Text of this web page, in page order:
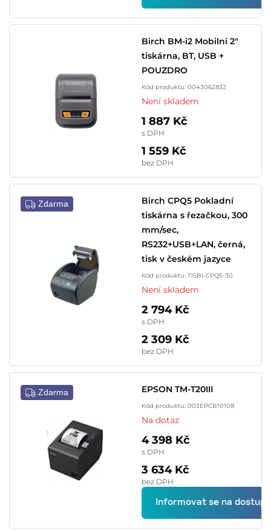
Birch BM-i2 Mobilní 2"
tiskárna, BT, USB +
POUZDRO
Kód produktu: 0043062832
Není skladem
1 887 Kč
s DPH
1 559 Kč
bez DPH
Zdarma
Birch CPQ5 Pokladní
tiskárna s řezačkou, 300
mm/sec,
RS232+USB+LAN, černá,
tisk v českém jazyce
Kód produktu: TISBI-CPQ5-30
Není skladem
2 794 Kč
s DPH
2 309 Kč
bez DPH
Zdarma EPSON TM-T20III
Kód produktu: 003EPCB10108
Na dotaz
4 398 Kč
s DPH
3 634 Kč
bez DPH
Informovat se na